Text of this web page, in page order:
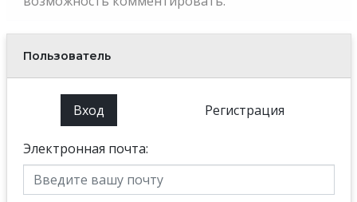
Пользователь
Вход Регистрация
Электронная почта: